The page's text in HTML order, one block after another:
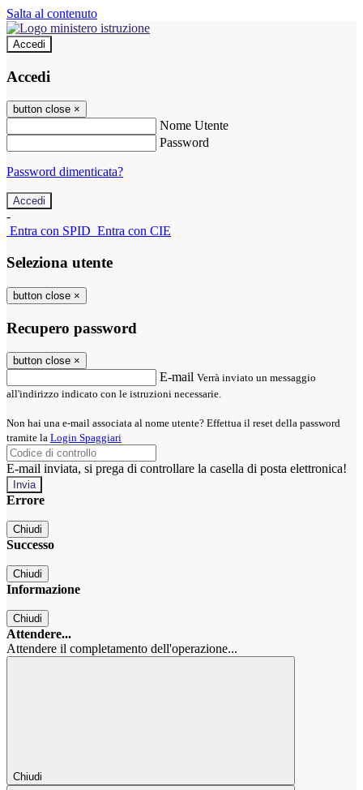
Salta al contenuto
Accedi
Accedi
button close ×
Nome Utente
Password
Password dimenticata?
-
Entra con SPID Entra con CIE
Seleziona utente
button close ×
Recupero password
button close ×
E-mail Verrà inviato un messaggio
all'indirizzo indicato con le istruzioni necessarie.
Non hai una e-mail associata al nome utente? Effettua il reset della password
tramite la Login Spaggiari
E-mail inviata, si prega di controllare la casella di posta elettronica!
Errore
Chiudi
Successo
Chiudi
Informazione
Chiudi
Attendere...
Attendere il completamento dell'operazione...
Chiudi